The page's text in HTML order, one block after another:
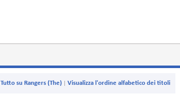
Visualizza l'ordine alfabetico dei titoli
Tutto su Rangers (The)